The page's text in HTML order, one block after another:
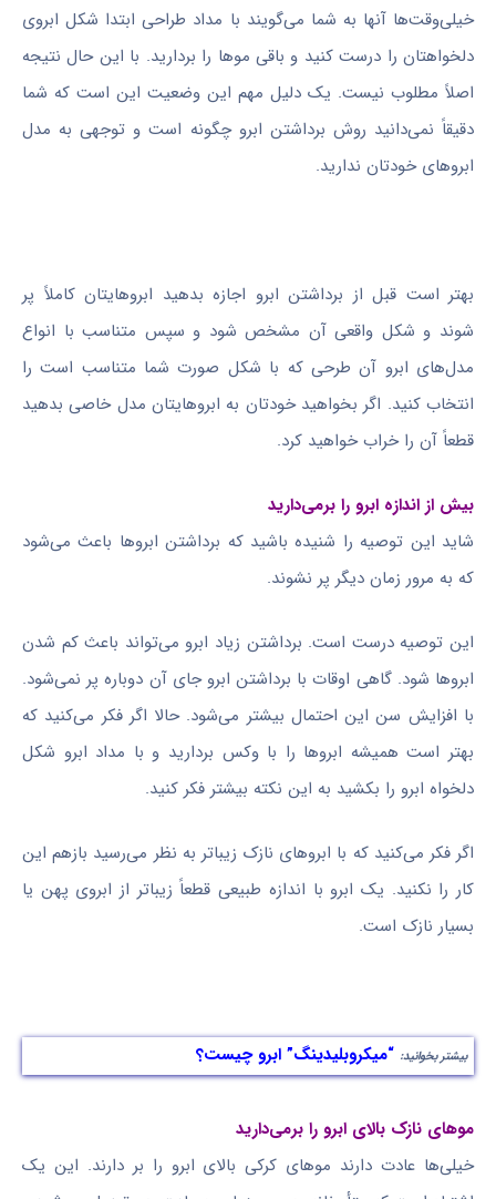
خیلی‌وقت‌ها آنها به شما می‌گویند با مداد طراحی ابتدا شکل ابروی
دلخواهتان را درست کنید و باقی موها را بردارید. با این حال نتیجه
اصلاً مطلوب نیست. یک دلیل مهم این وضعیت این است که شما
دقیقاً نمی‌دانید روش برداشتن ابرو چگونه است و توجهی به مدل
ابروهای خودتان ندارید.
بهتر است قبل از برداشتن ابرو اجازه بدهید ابروهایتان کاملاً پر
شوند و شکل واقعی آن مشخص شود و سپس متناسب با انواع
مدل‌های ابرو آن طرحی که با شکل صورت شما متناسب است را
انتخاب کنید. اگر بخواهید خودتان به ابروهایتان مدل خاصی بدهید
قطعاً آن را خراب خواهید کرد.
بیش از اندازه ابرو را برمی‌دارید
شاید این توصیه را شنیده باشید که برداشتن ابروها باعث می‌شود
که به مرور زمان دیگر پر نشوند.
این توصیه درست است. برداشتن زیاد ابرو می‌تواند باعث کم شدن
ابروها شود. گاهی اوقات با برداشتن ابرو جای آن دوباره پر نمی‌شود.
با افزایش سن این احتمال بیشتر می‌شود. حالا اگر فکر می‌کنید که
بهتر است همیشه ابروها را با وکس بردارید و با مداد ابرو شکل
دلخواه ابرو را بکشید به این نکته بیشتر فکر کنید.
اگر فکر می‌کنید که با ابروهای نازک زیباتر به نظر می‌رسید بازهم این
کار را نکنید. یک ابرو با اندازه طبیعی قطعاً زیباتر از ابروی پهن یا
بسیار نازک است.
بیشتر بخوانید: “میکروبلیدینگ” ابرو چیست؟
موهای نازک بالای ابرو را برمی‌دارید
خیلی‌ها عادت دارند موهای کرکی بالای ابرو را بر دارند. این یک